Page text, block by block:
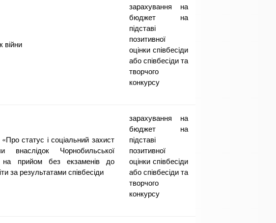
війни
зарахування на
бюджет на
підставі
позитивної
оцінки співбесіди
або співбесіди та
творчого
конкурсу
статус і соціальний захист
внаслідок Чорнобильської
на прийом без екзаменів до
за результатами співбесіди
зарахування на
бюджет на
підставі
позитивної
оцінки співбесіди
або співбесіди та
творчого
конкурсу